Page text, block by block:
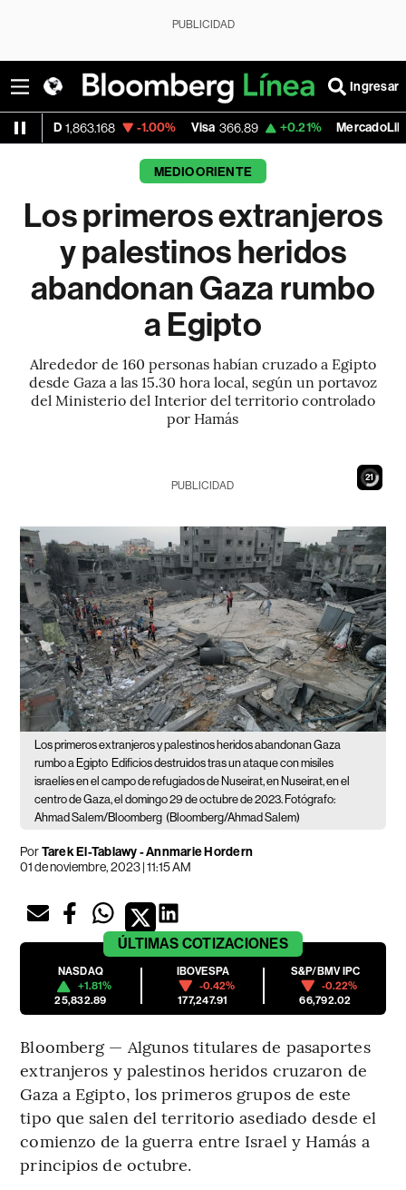
PUBLICIDAD
Ingresar
-1.00% Visa 366.89 +0.21% MercadoLibre 1,885.57
MEDIO ORIENTE
Los primeros extranjeros
y palestinos heridos
abandonan Gaza rumbo
a Egipto
Alrededor de 160 personas habían cruzado a Egipto
desde Gaza a las 15.30 hora local, según un portavoz
del Ministerio del Interior del territorio controlado
por Hamás
20
PUBLICIDAD
Los primeros extranjeros y palestinos heridos abandonan Gaza
rumbo a Egipto Edificios destruidos tras un ataque con misiles
israelíes en el campo de refugiados de Nuseirat, en Nuseirat, en el
centro de Gaza, el domingo 29 de octubre de 2023. Fotógrafo:
Ahmad Salem/Bloomberg (Bloomberg/Ahmad Salem)
PorTarek El-Tablawy - Annmarie Hordern
01 de noviembre, 2023 | 11:15 AM
ÚLTIMAS COTIZACIONES
NASDAQ
+1.81%
25,832.89
IBOVESPA
-0.42%
177,247.91
S&P/BMV IPC
-0.22%
66,792.02
Bloomberg — Algunos titulares de pasaportes
extranjeros y palestinos heridos cruzaron de
Gaza a Egipto, los primeros grupos de este
tipo que salen del territorio asediado desde el
comienzo de la guerra entre Israel y Hamás a
principios de octubre.